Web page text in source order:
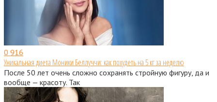
0 916
Уникальная диета Моники Беллуччи: как похудеть на 5 кг за неделю
После 50 лет очень сложно сохранять стройную фигуру, да и
вообще — красоту. Так